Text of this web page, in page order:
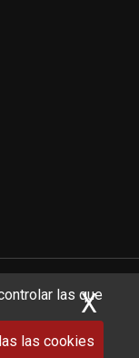
las que
las cookies
X